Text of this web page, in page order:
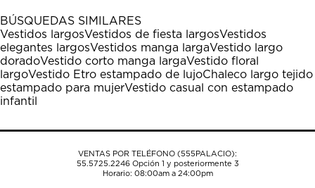
1
estrella
Esta
acción
abrirá
el
formulario
de
estrellas.
Esta
acción
abrirá
el
formulario
de
estrellas.
Esta
acción
abrirá
el
formulario
estrellas.
Esta
acción
abrirá
el
formulario
estrellas.
Esta
acción
abrirá
el
formulario
BÚSQUEDAS SIMILARES
Vestidos largosVestidos de fiesta largosVestidos
elegantes largosVestidos manga largaVestido largo
doradoVestido corto manga largaVestido floral
largoVestido Etro estampado de lujoChaleco largo tejido
estampado para mujerVestido casual con estampado
infantil
VENTAS POR TELÉFONO (555PALACIO):
55.5725.2246Opción 1 y posteriormente 3
Horario: 08:00am a 24:00pm